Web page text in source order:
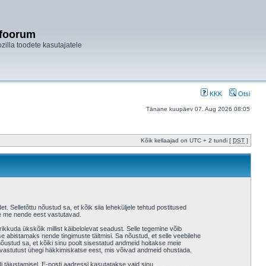
toodete kasutajatele
KKK Otsi
Tänane kuupäev 07. Aug 2026 08:05
Kõik kellaajad on UTC + 2 tundi [ DST ]
Selletõttu nõustud sa, et kõik siia leheküljele tehtud postitused
nende eest vastutavad.
ükskõik millist käibelolevat seadust. Selle tegemine võib
nende tingimuste täitmisi. Sa nõustud, et selle veebilehe
sa, et kõiki sinu poolt sisestatud andmeid hoitakse meie
ühegi häkkimiskatse eest, mis võivad andmeid ohustada.
täiustamisel. E-posti aadressi kasutatakse vaid sinu